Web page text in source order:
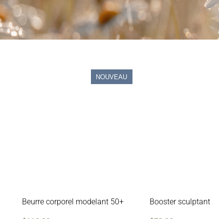
NOUVEAU
Beurre corporel modelant 50+ Booster sculptant